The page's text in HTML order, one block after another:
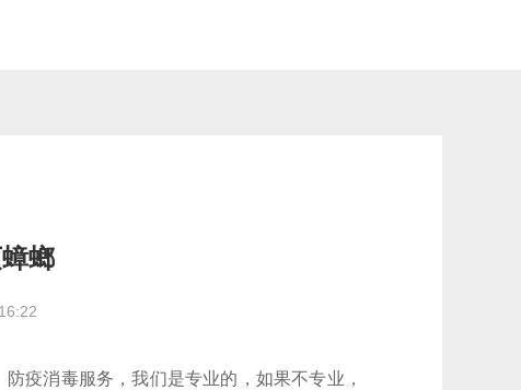
螂
疫消毒服务，我们是专业的，如果不专业，